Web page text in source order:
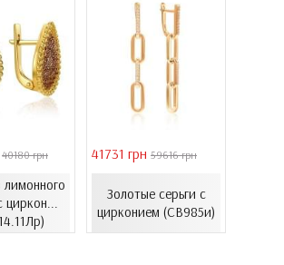
40180 грн
лимонного
41731 грн 59616 грн
Золотые серьги с
цирконием (СВ985и)